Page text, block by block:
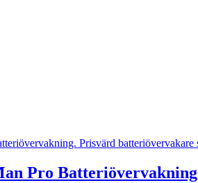
Pro Batteriövervakning